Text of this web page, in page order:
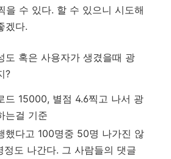
을 수 있다. 할 수 있으니 시도해
겠다.
도 혹은 사용자가 생겼을때 광
?
드 15000, 별점 4.6찍고 나서 광
는걸 기준
했다고 100명중 50명 나가진 않
정도 나간다. 그 사람들의 댓글